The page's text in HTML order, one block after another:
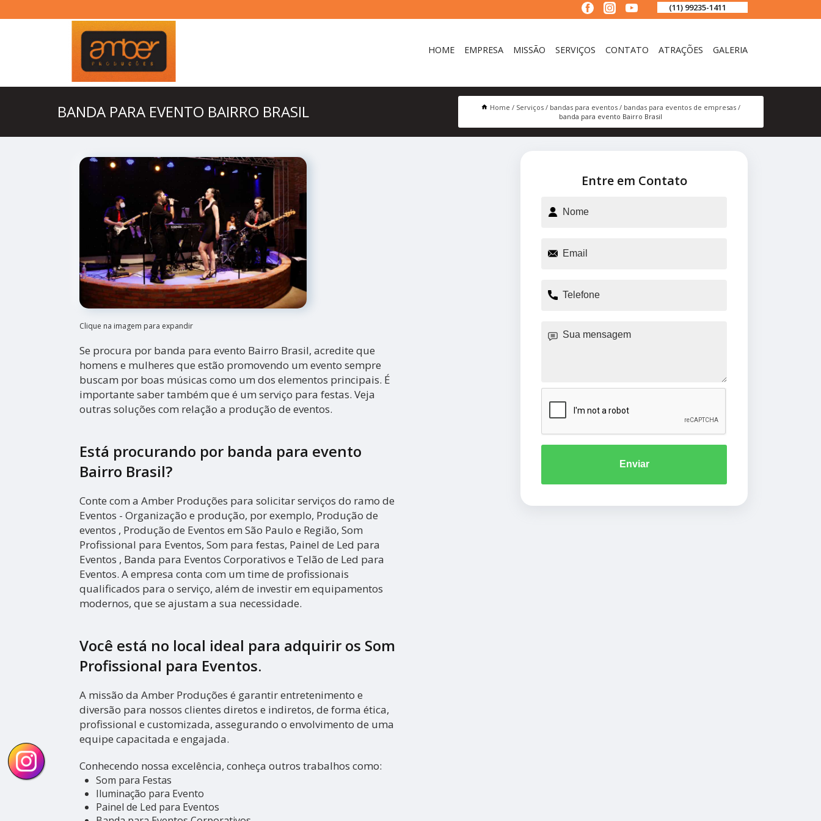
(11) 99235-1411
HOME EMPRESA MISSÃO SERVIÇOS CONTATO ATRAÇÕES GALERIA
BANDA PARA EVENTO BAIRRO BRASIL Home Serviços bandas para eventos
bandas para eventos de empresas
banda para evento Bairro Brasil
Clique na imagem para expandir
Se procura por banda para evento Bairro Brasil, acredite que
homens e mulheres que estão promovendo um evento sempre
buscam por boas músicas como um dos elementos principais. É
importante saber também que é um serviço para festas. Veja
outras soluções com relação a produção de eventos.
Está procurando por banda para evento
Bairro Brasil?
Conte com a Amber Produções para solicitar serviços do ramo de
Eventos - Organização e produção, por exemplo, Produção de
eventos , Produção de Eventos em São Paulo e Região, Som
Profissional para Eventos, Som para festas, Painel de Led para
Eventos , Banda para Eventos Corporativos e Telão de Led para
Eventos. A empresa conta com um time de profissionais
qualificados para o serviço, além de investir em equipamentos
modernos, que se ajustam a sua necessidade.
Você está no local ideal para adquirir os Som
Profissional para Eventos.
A missão da Amber Produções é garantir entretenimento e
diversão para nossos clientes diretos e indiretos, de forma ética,
profissional e customizada, assegurando o envolvimento de uma
equipe capacitada e engajada.
Conhecendo nossa excelência, conheça outros trabalhos como:
Som para Festas
Iluminação para Evento
Painel de Led para Eventos
Entre em Contato
Enviar